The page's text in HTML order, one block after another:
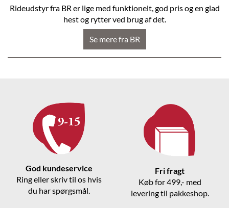
Rideudstyr fra BR er lige med funktionelt, god pris og en glad
hest og rytter ved brug af det.
Se mere fra BR
God kundeservice
Ring eller skriv til os hvis
du har spørgsmål.
Fri fragt
Køb for 499,- med
levering til pakkeshop.